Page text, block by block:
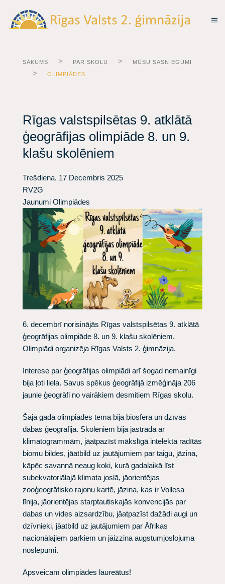
SĀKUMS PAR SKOLU
MŪSU SASNIEGUMI
OLIMPIĀDES
Rīgas valstspilsētas 9. atklātā
ģeogrāfijas olimpiāde 8. un 9.
klašu skolēniem
Trešdiena, 17 Decembris 2025
RV2G
Jaunumi Olimpiādes
6. decembrī norisinājās Rīgas valstspilsētas 9. atklātā
ģeogrāfijas olimpiāde 8. un 9. klašu skolēniem.
Olimpiādi organizēja Rīgas Valsts 2. ģimnāzija.
Interese par ģeogrāfijas olimpiādi arī šogad nemainīgi
bija ļoti liela. Savus spēkus ģeogrāfijā izmēģināja 206
jaunie ģeogrāfi no vairākiem desmitiem Rīgas skolu.
Šajā gadā olimpiādes tēma bija biosfēra un dzīvās
dabas ģeogrāfija. Skolēniem bija jāstrādā ar
klimatogrammām, jāatpazīst mākslīgā intelekta radītās
biomu bildes, jāatbild uz jautājumiem par taigu, jāzina,
kāpēc savannā neaug koki, kurā gadalaikā līst
subekvatoriālajā klimata joslā, jāorientējas
zooģeogrāfisko rajonu kartē, jāzina, kas ir Vollesa
līnija, jāorientējas starptautiskajās konvencijās par
dabas un vides aizsardzību, jāatpazīst dažādi augi un
dzīvnieki, jāatbild uz jautājumiem par Āfrikas
nacionālajiem parkiem un jāizzina augstumjoslojuma
noslēpumi.
Apsveicam olimpiādes laureātus!